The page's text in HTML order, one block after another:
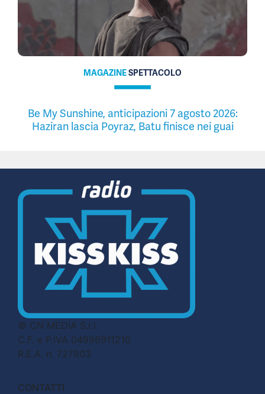
MAGAZINESPETTACOLO
Be My Sunshine, anticipazioni 7 agosto 2026:
Haziran lascia Poyraz, Batu finisce nei guai
© CN MEDIA S.r.l.
C.F. e P.IVA 04998911210
R.E.A. n. 727803
CONTATTI